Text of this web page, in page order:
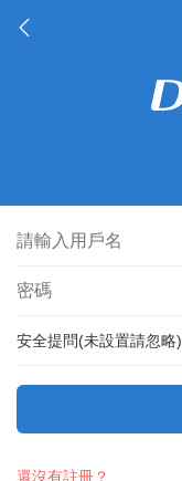
安全提問(未設置請忽略)
還沒有註冊？